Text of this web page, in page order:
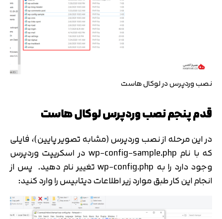
نصب وردپرس در لوکال هاست
قدم پنجم نصب وردپرس لوکال هاست
در این مرحله از نصب وردپرس (مشابه تصویر پایین)، فایلی
که با نام wp-config-sample.php در اسکریپت وردپرس
وجود دارد را به wp-config.php تغییر نام دهید. پس از
انجام این کار طبق موارد زیر اطلاعات دیتابیس را وارد کنید: